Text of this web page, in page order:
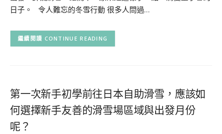
日子。 令人難忘的冬雪行動 很多人問過…
CONTINUE READING
第一次新手初學前往日本自助滑雪，應該如
何選擇新手友善的滑雪場區域與出發月份
呢？